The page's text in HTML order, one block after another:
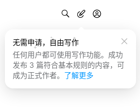
无需申请，自由写作
任何用户都可使用写作功能。成功
发布 3 篇符合基本规则的内容，可
成为正式作者。 了解更多